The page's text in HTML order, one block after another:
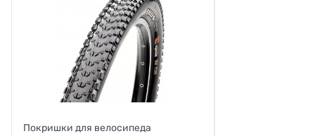
Покришки для велосипеда